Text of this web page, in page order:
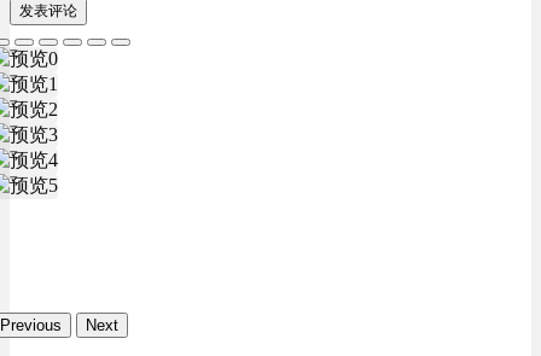
发表评论
Previous Next